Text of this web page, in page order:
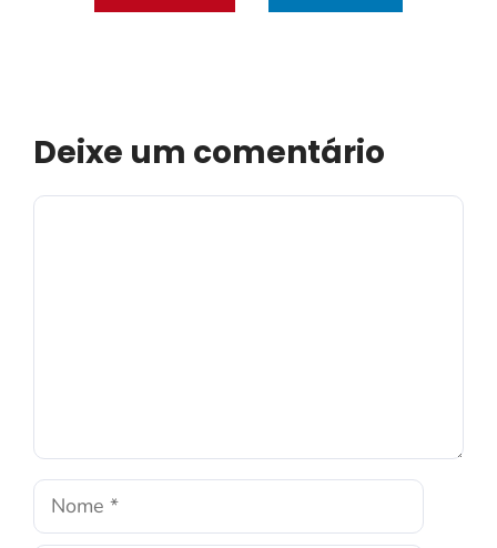
Deixe um comentário